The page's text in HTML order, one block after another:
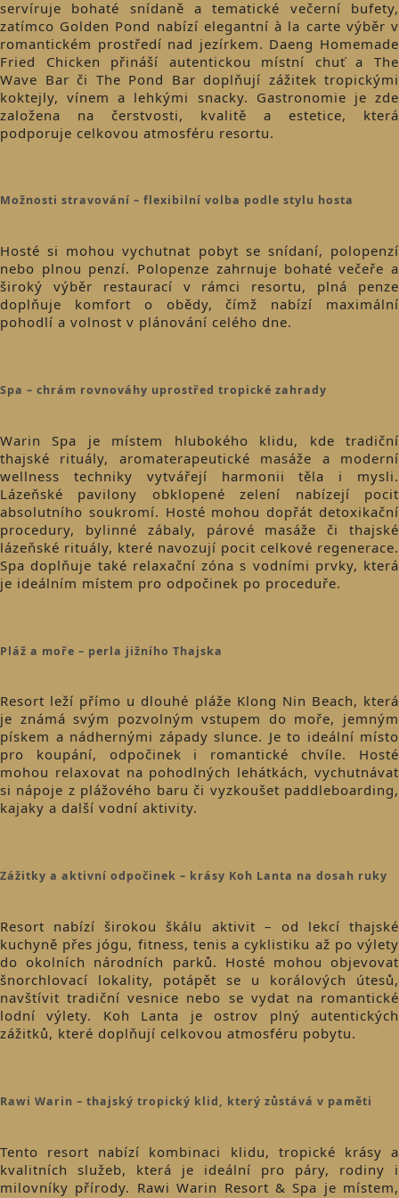
servíruje bohaté snídaně a tematické večerní bufety,
zatímco Golden Pond nabízí elegantní à la carte výběr v
romantickém prostředí nad jezírkem. Daeng Homemade
Fried Chicken přináší autentickou místní chuť a The
Wave Bar či The Pond Bar doplňují zážitek tropickými
koktejly, vínem a lehkými snacky. Gastronomie je zde
založena na čerstvosti, kvalitě a estetice, která
podporuje celkovou atmosféru resortu.
Možnosti stravování – flexibilní volba podle stylu hosta
Hosté si mohou vychutnat pobyt se snídaní, polopenzí
nebo plnou penzí. Polopenze zahrnuje bohaté večeře a
široký výběr restaurací v rámci resortu, plná penze
doplňuje komfort o obědy, čímž nabízí maximální
pohodlí a volnost v plánování celého dne.
Spa – chrám rovnováhy uprostřed tropické zahrady
Warin Spa je místem hlubokého klidu, kde tradiční
thajské rituály, aromaterapeutické masáže a moderní
wellness techniky vytvářejí harmonii těla i mysli.
Lázeňské pavilony obklopené zelení nabízejí pocit
absolutního soukromí. Hosté mohou dopřát detoxikační
procedury, bylinné zábaly, párové masáže či thajské
lázeňské rituály, které navozují pocit celkové regenerace.
Spa doplňuje také relaxační zóna s vodními prvky, která
je ideálním místem pro odpočinek po proceduře.
Pláž a moře – perla jižního Thajska
Resort leží přímo u dlouhé pláže Klong Nin Beach, která
je známá svým pozvolným vstupem do moře, jemným
pískem a nádhernými západy slunce. Je to ideální místo
pro koupání, odpočinek i romantické chvíle. Hosté
mohou relaxovat na pohodlných lehátkách, vychutnávat
si nápoje z plážového baru či vyzkoušet paddleboarding,
kajaky a další vodní aktivity.
Zážitky a aktivní odpočinek – krásy Koh Lanta na dosah ruky
Resort nabízí širokou škálu aktivit – od lekcí thajské
kuchyně přes jógu, fitness, tenis a cyklistiku až po výlety
do okolních národních parků. Hosté mohou objevovat
šnorchlovací lokality, potápět se u korálových útesů,
navštívit tradiční vesnice nebo se vydat na romantické
lodní výlety. Koh Lanta je ostrov plný autentických
zážitků, které doplňují celkovou atmosféru pobytu.
Rawi Warin – thajský tropický klid, který zůstává v paměti
Tento resort nabízí kombinaci klidu, tropické krásy a
kvalitních služeb, která je ideální pro páry, rodiny i
milovníky přírody. Rawi Warin Resort & Spa je místem,